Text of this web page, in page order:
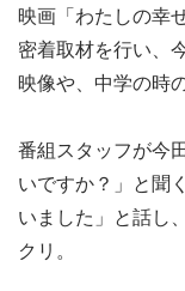
映画「わたしの幸
密着取材を行い、
映像や、中学の時
番組スタッフが今
いですか？」と聞
いました」と話し
クリ。